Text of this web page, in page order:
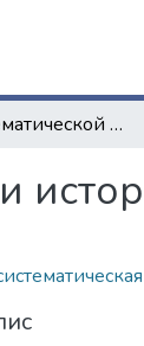
Опыты систематической обработки исторической критики